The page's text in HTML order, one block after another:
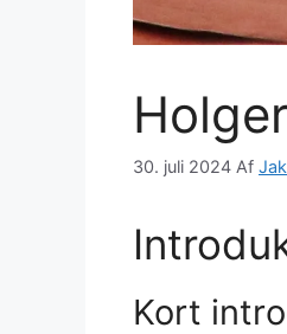
30. juli 2024 Af
Kort